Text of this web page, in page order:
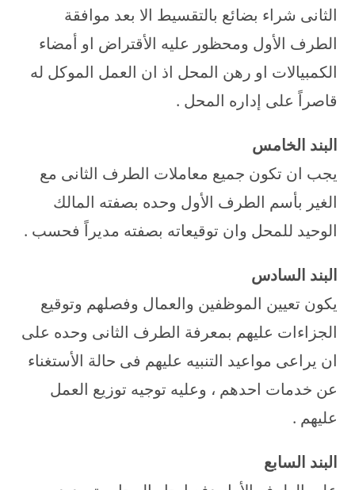
الثانى شراء بضائع بالتقسيط الا بعد موافقة
الطرف الأول ومحظور عليه الأقتراض او أمضاء
الكمبيالات او رهن المحل اذ ان العمل الموكل له
قاصراً على إداره المحل .
البند الخامس
يجب ان تكون جميع معاملات الطرف الثانى مع
الغير بأسم الطرف الأول وحده بصفته المالك
الوحيد للمحل وان توقيعاته بصفته مديراً فحسب .
البند السادس
يكون تعيين الموظفين والعمال وفصلهم وتوقيع
الجزاءات عليهم بمعرفة الطرف الثانى وحده على
ان يراعى مواعيد التنبيه عليهم فى حالة الأستغناء
عن خدمات احدهم ، وعليه توجيه توزيع العمل
عليهم .
البند السابع